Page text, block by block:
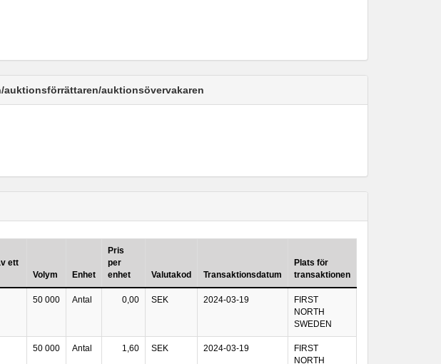
auktionsövervakaren
ett
Volym Enhet
Pris
per
enhet
Valutakod Transaktionsdatum
Plats för
transaktionen
50 000 Antal 0,00 SEK 2024-03-19
FIRST
NORTH
SWEDEN
50 000 Antal 1,60 SEK 2024-03-19
FIRST
NORTH